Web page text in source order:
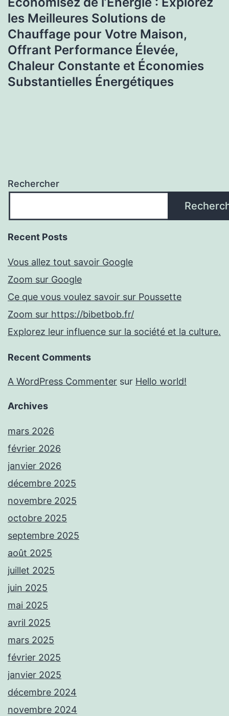
les Meilleures Solutions de
Chauffage pour Votre Maison,
Offrant Performance Élevée,
Chaleur Constante et Économies
Substantielles Énergétiques
Rechercher
Recent Posts
Vous allez tout savoir Google
Zoom sur Google
Ce que vous voulez savoir sur Poussette
Zoom sur https://bibetbob.fr/
Explorez leur influence sur la société et la culture.
Recent Comments
A WordPress Commenter sur Hello world!
Archives
mars 2026
février 2026
janvier 2026
décembre 2025
novembre 2025
octobre 2025
septembre 2025
août 2025
juillet 2025
juin 2025
mai 2025
avril 2025
mars 2025
février 2025
janvier 2025
décembre 2024
novembre 2024